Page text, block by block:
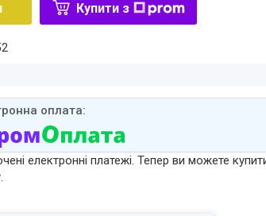
Купити з
електронні платежі. Тепер ви можете